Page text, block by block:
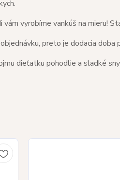
vám vyrobíme vankúš na mieru!
preto je dodacia
dieťatku pohodlie a sladké